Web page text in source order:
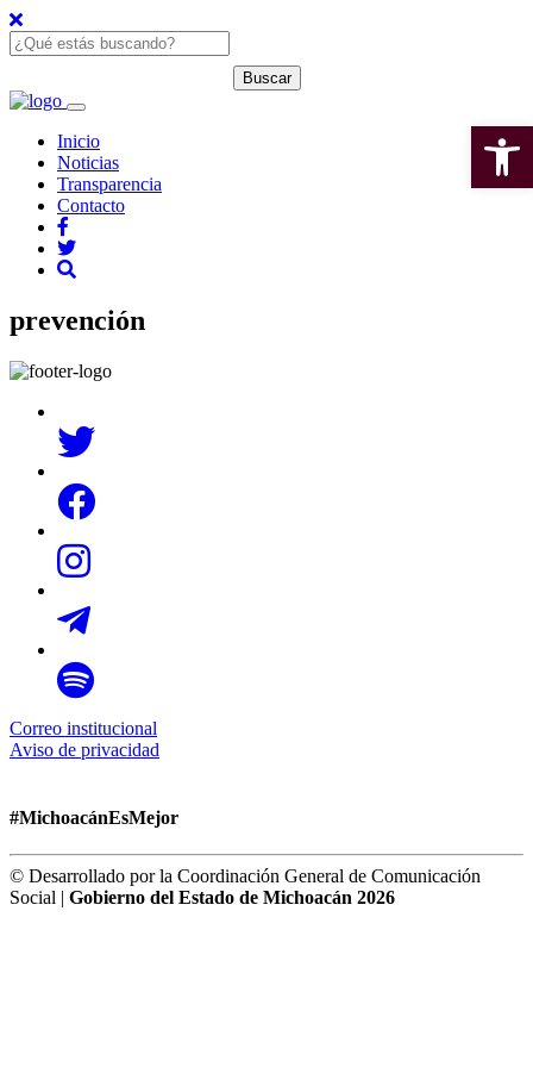
Inicio
Noticias
Transparencia
Contacto
prevención
Correo institucional
Aviso de privacidad
#MichoacánEsMejor
© Desarrollado por la Coordinación General de Comunicación
Social | Gobierno del Estado de Michoacán 2026